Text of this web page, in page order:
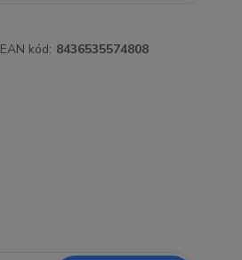
EAN kód: 8436535574808